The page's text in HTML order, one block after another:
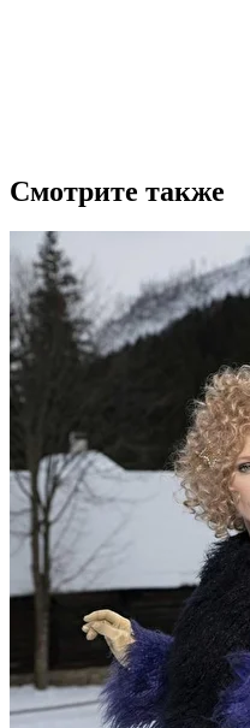
Смотрите также